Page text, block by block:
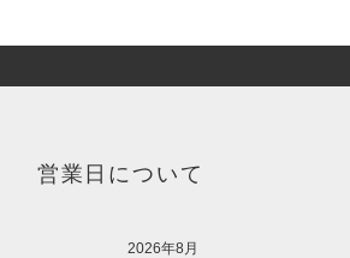
営業日について
2026年8月